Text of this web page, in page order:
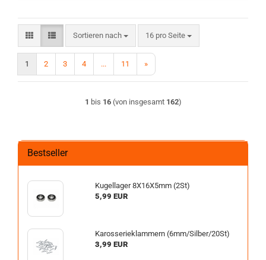
Sortieren nach
Sortieren nach 16 pro Seite
pro Seite
1 2 3 4 ... 11 »
1 bis 16(von insgesamt 162)
Bestseller
Kugellager 8X16X5mm (2St)
5,99 EUR
Karosserieklammern (6mm/Silber/20St)
3,99 EUR